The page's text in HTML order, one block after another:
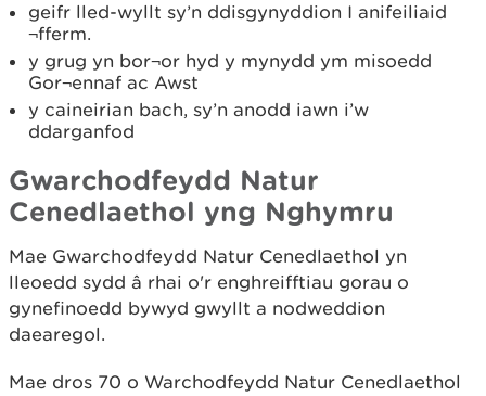
geifr lled-wyllt sy’n ddisgynyddion I anifeiliaid
¬fferm.
y grug yn bor¬or hyd y mynydd ym misoedd
Gor¬ennaf ac Awst
y caineirian bach, sy’n anodd iawn i’w
ddarganfod
Gwarchodfeydd Natur
Cenedlaethol yng Nghymru
Mae Gwarchodfeydd Natur Cenedlaethol yn
lleoedd sydd â rhai o'r enghreifftiau gorau o
gynefinoedd bywyd gwyllt a nodweddion
daearegol.
Mae dros 70 o Warchodfeydd Natur Cenedlaethol